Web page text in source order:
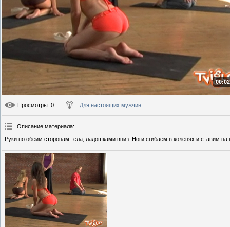
Просмотры: 0 Для настоящих мужчин
Описание материала:
Руки по обеим сторонам тела, ладошками вниз. Ноги сгибаем в коленях и ставим